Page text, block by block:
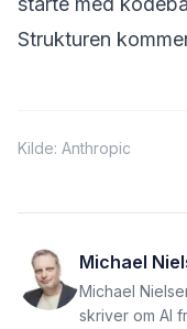
Strukturen
Kilde: Anthropic
Michael
Michael
skriver om AI